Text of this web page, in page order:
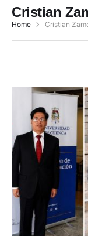
Cristian
Home Cristian